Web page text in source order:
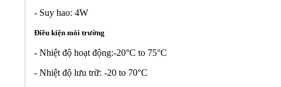
- Suy hao: 4W
Điều kiện môi trường
- Nhiệt độ hoạt động:-20°C to 75°C
- Nhiệt độ lưu trữ: -20 to 70°C